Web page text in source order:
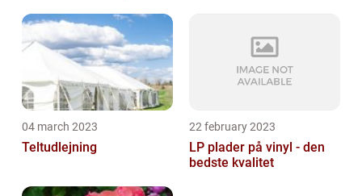
04 march 2023
Teltudlejning
22 february 2023
LP plader på vinyl - den
bedste kvalitet